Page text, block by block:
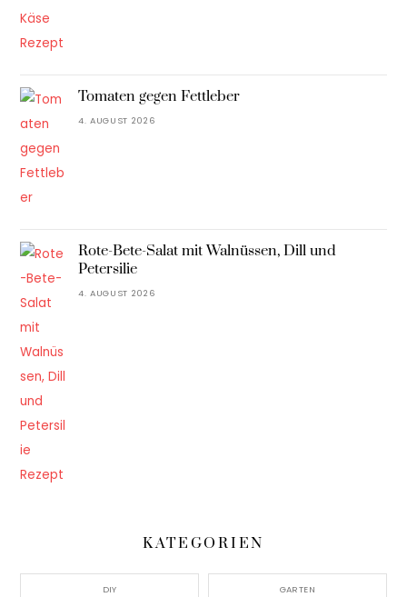
Tomaten gegen Fettleber
4. AUGUST 2026
Rote-Bete-Salat mit Walnüssen, Dill und
Petersilie
4. AUGUST 2026
KATEGORIEN
DIY GARTEN